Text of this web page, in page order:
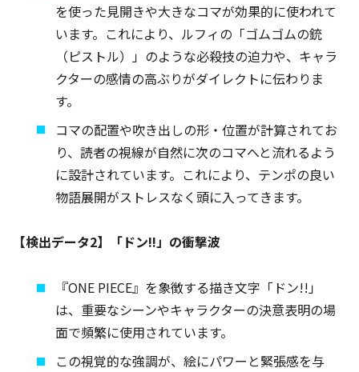
を使った見開きや大きなコマが効果的に使われて
います。これにより、ルフィの「ゴムゴムの銃
（ピストル）」のような必殺技の迫力や、キャラ
クターの感情の高ぶりがダイレクトに伝わりま
す。
コマの配置や吹き出しの形・位置が計算されてお
り、読者の視線が自然に次のコマへと流れるよう
に設計されています。これにより、テンポの良い
物語展開がストレスなく頭に入ってきます。
【検出データ2】「ドン!!」の衝撃波
『ONE PIECE』を象徴する描き文字「ドン!!」
は、重要なシーンやキャラクターの決意表明の場
面で頻繁に使用されています。
この視覚的な強調が、絵にパワーと緊張感を与